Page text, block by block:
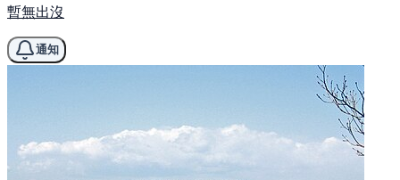
暫無出沒
通知